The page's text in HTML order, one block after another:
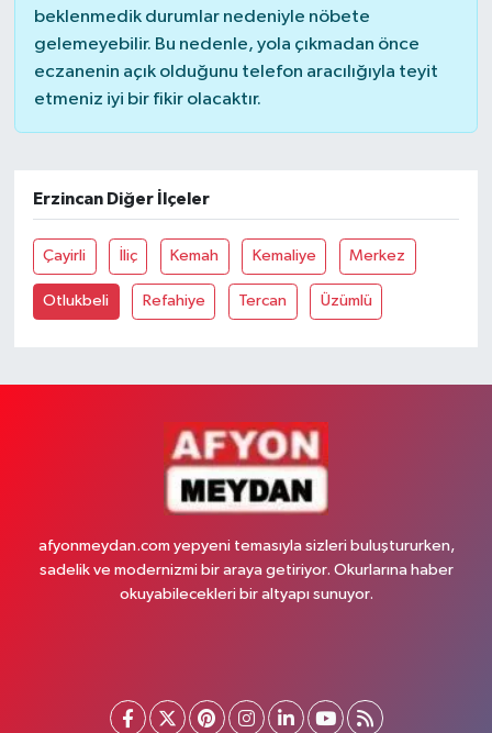
beklenmedik durumlar nedeniyle nöbete
gelemeyebilir. Bu nedenle, yola çıkmadan önce
eczanenin açık olduğunu telefon aracılığıyla teyit
etmeniz iyi bir fikir olacaktır.
Erzincan Diğer İlçeler
Çayirli İliç Kemah Kemaliye Merkez
Otlukbeli Refahiye Tercan Üzümlü
afyonmeydan.com yepyeni temasıyla sizleri buluştururken,
sadelik ve modernizmi bir araya getiriyor. Okurlarına haber
okuyabilecekleri bir altyapı sunuyor.